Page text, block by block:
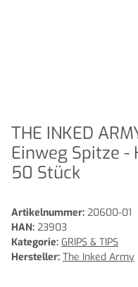
THE INKED
Einweg Spitze
50 Stück
Artikelnummer: 20600-01
HAN: 23903
Kategorie: GRIPS & TIPS
Hersteller: The Inked Army